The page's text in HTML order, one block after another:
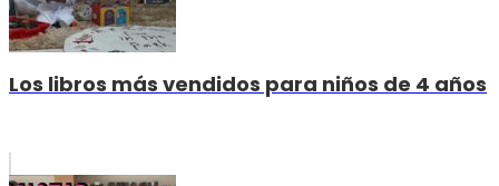
Los libros más vendidos para niños de 4 años